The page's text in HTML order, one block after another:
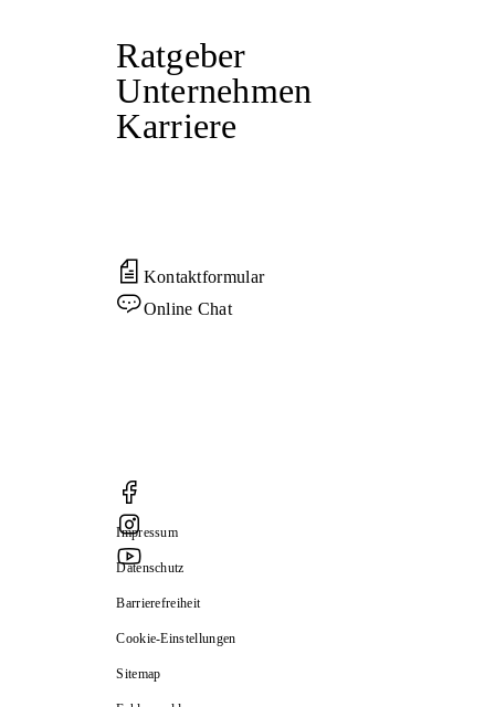
Ratgeber
Unternehmen
Karriere
Kontaktformular
Online Chat
Impressum
Datenschutz
Barrierefreiheit
Cookie-Einstellungen
Sitemap